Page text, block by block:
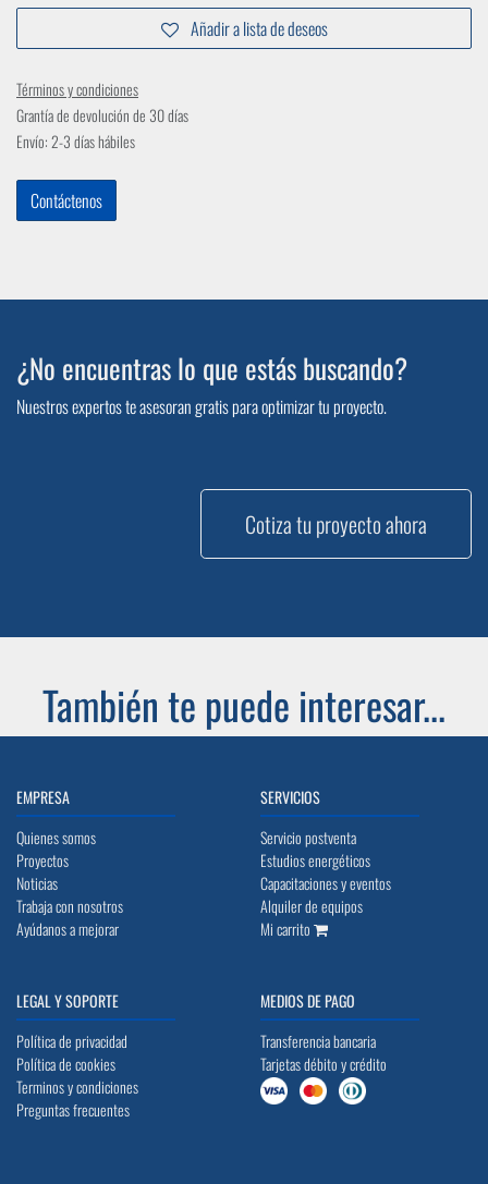
Añadir a lista de deseos
Términos y condiciones
Grantía de devolución de 30 días
Envío: 2-3 días hábiles
Contáctenos
¿No encuentras lo que estás buscando?
Nuestros expertos te asesoran gratis para optimizar tu proyecto.
Cotiza tu proyecto ahora
También te puede interesar...
EMPRESA
Quienes somos
Proyectos
Noticias
Trabaja con nosotros
Ayúdanos a mejorar
SERVICIOS
Servicio postventa
Estudios energéticos
Capacitaciones y eventos
Alquiler de equipos
Mi carrito
LEGAL Y SOPORTE
Política de privacidad
Política de cookies
Terminos y condiciones
Preguntas frecuentes
MEDIOS DE PAGO
Transferencia bancaria
Tarjetas débito y crédito